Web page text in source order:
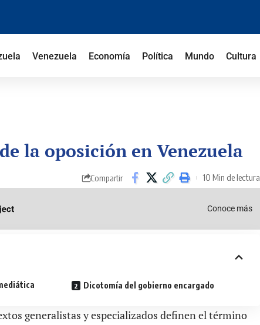
Venezuela Economía Política Mundo Cultura
la oposición en Venezuela
Compartir 10 Min de lectura
Conoce más
Dicotomía del gobierno encargado
generalistas y especializados definen el término